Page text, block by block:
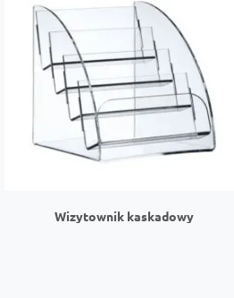
Wizytownik kaskadowy